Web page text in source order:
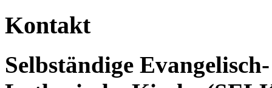
Kontakt
Selbständige Evangelisch-